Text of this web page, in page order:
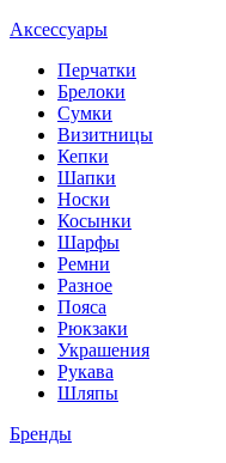
Аксессуары
Перчатки
Брелоки
Сумки
Визитницы
Кепки
Шапки
Носки
Косынки
Шарфы
Ремни
Разное
Пояса
Рюкзаки
Украшения
Рукава
Шляпы
Бренды